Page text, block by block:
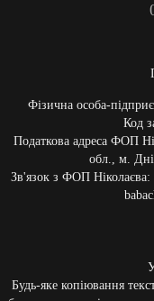
Фізична особа-
Код
Податкова адреса ФОП
обл., м.
Зв'язок з ФОП
Будь-яке копіювання